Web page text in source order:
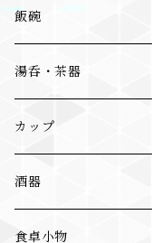
飯碗
湯呑・茶器
カップ
酒器
食卓小物